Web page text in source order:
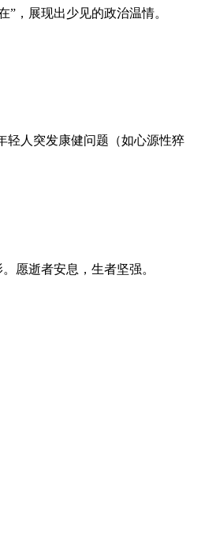
”，展现出少见的政治温情。
轻人突发康健问题（如心源性猝
愿逝者安息，生者坚强。